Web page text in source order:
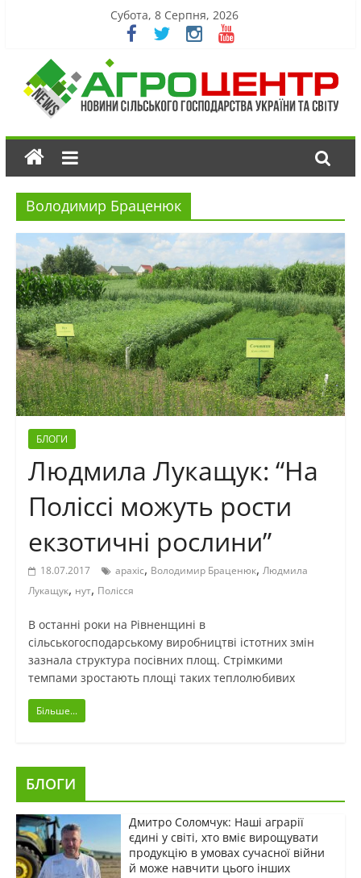
Субота, 8 Серпня, 2026
Володимир Браценюк
БЛОГИ
Людмила Лукащук: “На
Поліссі можуть рости
екзотичні рослини”
18.07.2017 арахіс, Володимир Браценюк, Людмила
Лукащук, нут, Полісся
В останні роки на Рівненщині в
сільськогосподарському виробництві істотних змін
зазнала структура посівних площ. Стрімкими
темпами зростають площі таких теплолюбивих
Більше...
БЛОГИ
Дмитро Соломчук: Наші аграрії
єдині у світі, хто вміє вирощувати
продукцію в умовах сучасної війни
й може навчити цього інших